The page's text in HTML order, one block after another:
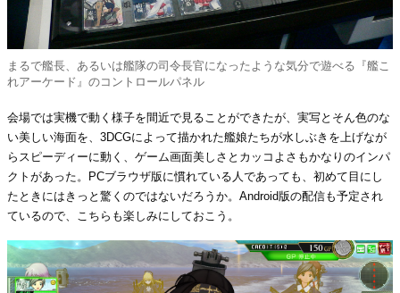
まるで艦長、あるいは艦隊の司令長官になったような気分で遊べる『艦こ
れアーケード』のコントロールパネル
会場では実機で動く様子を間近で見ることができたが、実写とそん色のな
い美しい海面を、3DCGによって描かれた艦娘たちが水しぶきを上げなが
らスピーディーに動く、ゲーム画面美しさとカッコよさもかなりのインパ
クトがあった。PCブラウザ版に慣れている人であっても、初めて目にし
たときにはきっと驚くのではないだろうか。Android版の配信も予定され
ているので、こちらも楽しみにしておこう。